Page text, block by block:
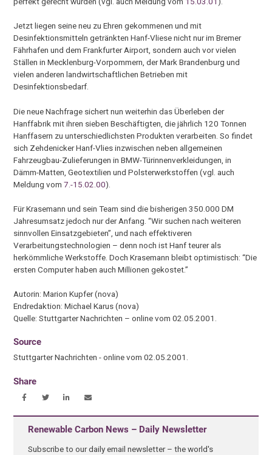
Jetzt liegen seine neu zu Ehren gekommenen und mit
Desinfektionsmitteln getränkten Hanf-Vliese nicht nur im Bremer
Fährhafen und dem Frankfurter Airport, sondern auch vor vielen
Ställen in Mecklenburg-Vorpommern, der Mark Brandenburg und
vielen anderen landwirtschaftlichen Betrieben mit
Desinfektionsbedarf.
Die neue Nachfrage sichert nun weiterhin das Überleben der
Hanffabrik mit ihren sieben Beschäftigten, die jährlich 120 Tonnen
Hanffasern zu unterschiedlichsten Produkten verarbeiten. So findet
sich Zehdenicker Hanf-Vlies inzwischen neben allgemeinen
Fahrzeugbau-Zulieferungen in BMW-Türinnenverkleidungen, in
Dämm-Matten, Geotextilien und Polsterwerkstoffen (vgl. auch
Meldung vom7.-15.02.00).
Für Krasemann und sein Team sind die bisherigen 350.000 DM
Jahresumsatz jedoch nur der Anfang. “Wir suchen nach weiteren
sinnvollen Einsatzgebieten”, und nach effektiveren
Verarbeitungstechnologien – denn noch ist Hanf teurer als
herkömmliche Werkstoffe. Doch Krasemann bleibt optimistisch: “Die
ersten Computer haben auch Millionen gekostet.”
Autorin: Marion Kupfer (nova)
Endredaktion: Michael Karus (nova)
Quelle: Stuttgarter Nachrichten – online vom 02.05.2001.
Source
Stuttgarter Nachrichten - online vom 02.05.2001.
Share
Renewable Carbon News – Daily Newsletter
Subscribe to our daily email newsletter – the world's